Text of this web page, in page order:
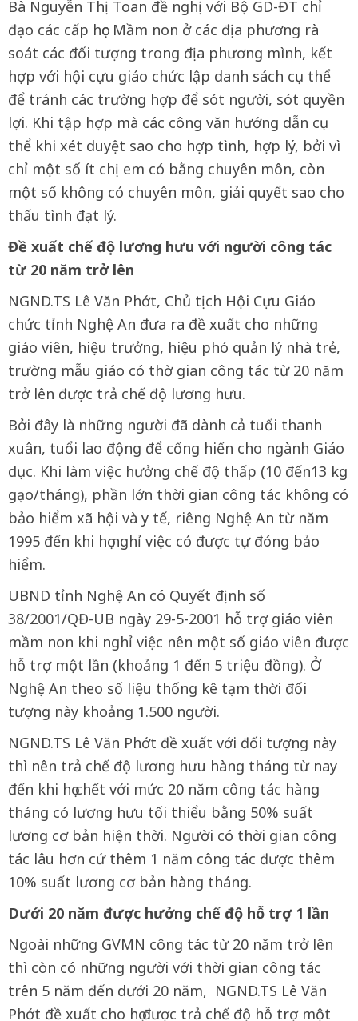
Bà Nguyễn Thị Toan đề nghị với Bộ GD-ĐT chỉ
đạo các cấp học Mầm non ở các địa phương rà
soát các đối tượng trong địa phương mình, kết
hợp với hội cựu giáo chức lập danh sách cụ thể
để tránh các trường hợp để sót người, sót quyền
lợi. Khi tập hợp mà các công văn hướng dẫn cụ
thể khi xét duyệt sao cho hợp tình, hợp lý, bởi vì
chỉ một số ít chị em có bằng chuyên môn, còn
một số không có chuyên môn, giải quyết sao cho
thấu tình đạt lý.
Đề xuất chế độ lương hưu với người công tác
từ 20 năm trở lên
NGND.TS Lê Văn Phớt, Chủ tịch Hội Cựu Giáo
chức tỉnh Nghệ An đưa ra đề xuất cho những
giáo viên, hiệu trưởng, hiệu phó quản lý nhà trẻ,
trường mẫu giáo có thờ gian công tác từ 20 năm
trở lên được trả chế độ lương hưu.
Bởi đây là những người đã dành cả tuổi thanh
xuân, tuổi lao động để cống hiến cho ngành Giáo
dục. Khi làm việc hưởng chế độ thấp (10 đến13 kg
gạo/tháng), phần lớn thời gian công tác không có
bảo hiểm xã hội và y tế, riêng Nghệ An từ năm
1995 đến khi họ nghỉ việc có được tự đóng bảo
hiểm.
UBND tỉnh Nghệ An có Quyết định số
38/2001/QĐ-UB ngày 29-5-2001 hỗ trợ giáo viên
mầm non khi nghỉ việc nên một số giáo viên được
hỗ trợ một lần (khoảng 1 đến 5 triệu đồng). Ở
Nghệ An theo số liệu thống kê tạm thời đối
tượng này khoảng 1.500 người.
NGND.TS Lê Văn Phớt đề xuất với đối tượng này
thì nên trả chế độ lương hưu hàng tháng từ nay
đến khi họ chết với mức 20 năm công tác hàng
tháng có lương hưu tối thiểu bằng 50% suất
lương cơ bản hiện thời. Người có thời gian công
tác lâu hơn cứ thêm 1 năm công tác được thêm
10% suất lương cơ bản hàng tháng.
Dưới 20 năm được hưởng chế độ hỗ trợ 1 lần
Ngoài những GVMN công tác từ 20 năm trở lên
thì còn có những người với thời gian công tác
trên 5 năm đến dưới 20 năm, NGND.TS Lê Văn
Phớt đề xuất cho họ được trả chế độ hỗ trợ một